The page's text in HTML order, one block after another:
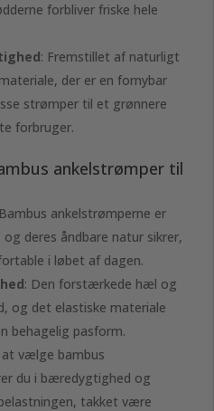
forbliver friske hele
: Fremstillet af naturligt
der er en fornybar
strømper til et grønnere
forbruger.
ankelstrømper til
ankelstrømperne er
deres åndbare natur sikrer,
i løbet af dagen.
: Den forstærkede hæl og
og det elastiske materiale
behagelig pasform.
at vælge bambus
du i bæredygtighed og
takket være